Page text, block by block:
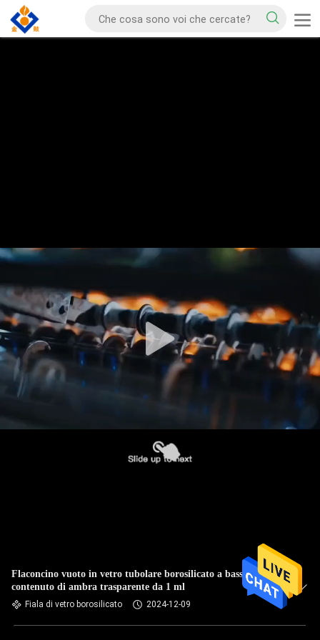
Flaconcino vuoto in vetro tubolare borosilicato a basso
contenuto di ambra trasparente da 1 ml
Fiala di vetro borosilicato 2024-12-09